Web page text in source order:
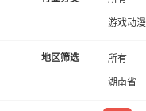
游戏动漫
地区筛选 所有
湖南省